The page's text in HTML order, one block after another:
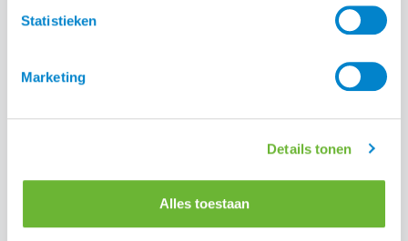
Statistieken
Marketing
Details tonen
Alles toestaan